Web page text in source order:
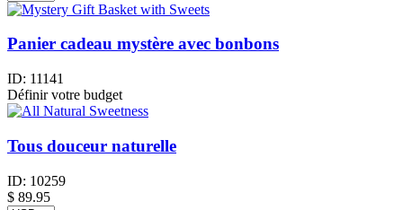
Panier cadeau mystère avec bonbons
ID: 11141
Définir votre budget
Tous douceur naturelle
ID: 10259
$ 89.95